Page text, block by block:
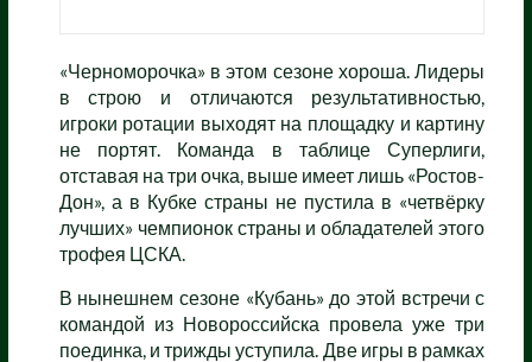
«Черноморочка» в этом сезоне хороша. Лидеры
в строю и отличаются результативностью,
игроки ротации выходят на площадку и картину
не портят. Команда в таблице Суперлиги,
отставая на три очка, выше имеет лишь «Ростов-
Дон», а в Кубке страны не пустила в «четвёрку
лучших» чемпионок страны и обладателей этого
трофея ЦСКА.
В нынешнем сезоне «Кубань» до этой встречи с
командой из Новороссийска провела уже три
поединка, и трижды уступила. Две игры в рамках